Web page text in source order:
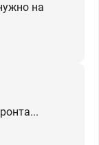
на